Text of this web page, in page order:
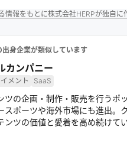
情報をもとに株式会社HERPが独自
身企業が類似しています
カンパニー
メント SaaS
ツの企画・制作・販売を行う
ポーツや海外市場にも進出。
ツの価値と愛着を高め続けてい